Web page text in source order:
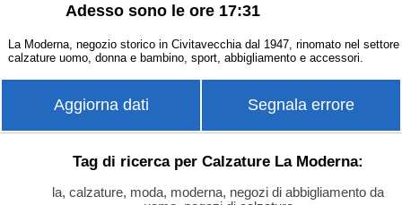
Adesso sono le ore 17:31
La Moderna, negozio storico in Civitavecchia dal 1947, rinomato nel settore
calzature uomo, donna e bambino, sport, abbigliamento e accessori.
Aggiorna dati Segnala errore
Tag di ricerca per Calzature La Moderna:
la, calzature, moda, moderna, negozi di abbigliamento da